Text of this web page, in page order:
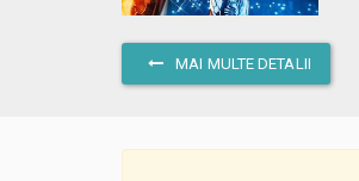
MAI MULTE DETALII